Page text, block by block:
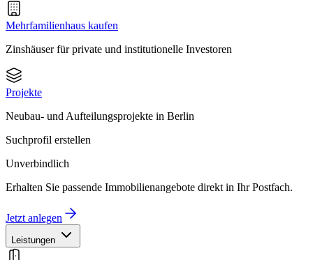
Mehrfamilienhaus kaufen
Zinshäuser für private und institutionelle Investoren
Projekte
Neubau- und Aufteilungsprojekte in Berlin
Suchprofil erstellen
Unverbindlich
Erhalten Sie passende Immobilienangebote direkt in Ihr Postfach.
Jetzt anlegen
Leistungen